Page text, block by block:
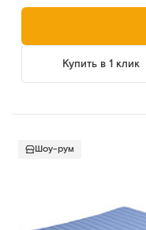
Купить в 1 клик
Шоу-рум